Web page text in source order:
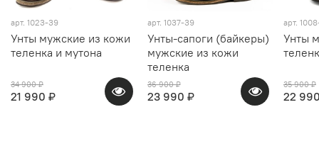
арт. 1023-39
Унты мужские из кожи
теленка и мутона
34 900 ₽
21 990 ₽
арт. 1037-39
Унты-сапоги (байкеры)
мужские из кожи
теленка
36 900 ₽
23 990 ₽
арт.
Унты
35 900 ₽
22